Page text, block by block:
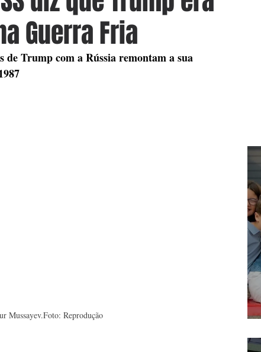
Guerra Fria
de Trump com a Rússia remontam a sua
Mussayev.Foto: Reprodução